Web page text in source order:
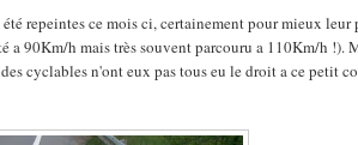
repeintes ce mois ci, certainement pour mieux leur
90Km/h mais très souvent parcouru a 110Km/h !).
cyclables n'ont eux pas tous eu le droit a ce petit